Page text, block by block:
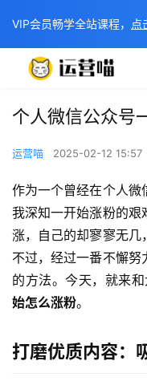
个人微信公众号
运营喵 2025-02-12 15:57
作为一个曾经在个人微
我深知一开始涨粉的艰
涨，自己的却寥寥无几
不过，经过一番不懈
的方法。今天，就来
始怎么涨粉。
打磨优质内容：
VIP会员畅学全站课程， 点